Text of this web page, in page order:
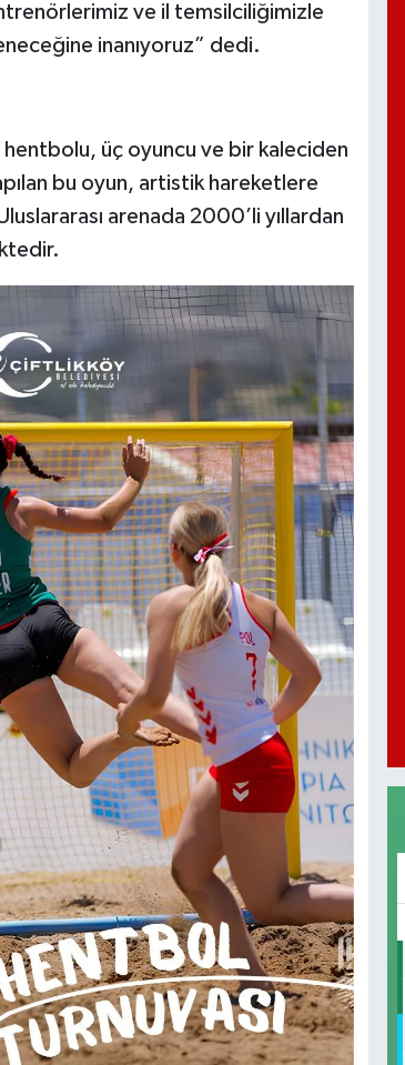
ve il temsilciliğimizle
inanıyoruz” dedi.
hentbolu, üç oyuncu ve bir kaleciden
bu oyun, artistik hareketlere
arenada 2000’li yıllardan